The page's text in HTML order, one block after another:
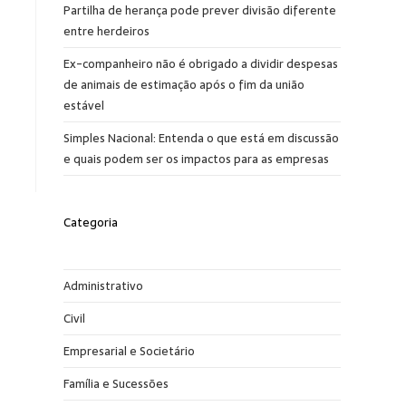
Partilha de herança pode prever divisão diferente
entre herdeiros
Ex-companheiro não é obrigado a dividir despesas
de animais de estimação após o fim da união
estável
Simples Nacional: Entenda o que está em discussão
e quais podem ser os impactos para as empresas
Categoria
Administrativo
Civil
Empresarial e Societário
Família e Sucessões